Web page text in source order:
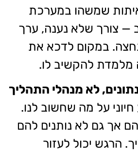
שמשהו במערכת
— צורך שלא נענה, ערך
במקום לדכא את
מלמדת להקשיב לו.
לא מנהלי התהליך
על מה שחשוב לנו.
אך גם לא נותנים להם
הרגש יכול לעזור